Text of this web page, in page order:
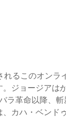
るこのオンラ
ジョージアは
ラ革命以降、
カハ・ベン